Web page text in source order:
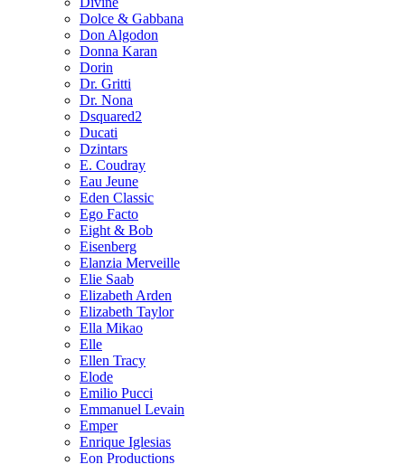
Dolce & Gabbana
Don Algodon
Donna Karan
Dorin
Dr. Gritti
Dr. Nona
Dsquared2
Ducati
Dzintars
E. Coudray
Eau Jeune
Eden Classic
Ego Facto
Eight & Bob
Eisenberg
Elanzia Merveille
Elie Saab
Elizabeth Arden
Elizabeth Taylor
Ella Mikao
Elle
Ellen Tracy
Elode
Emilio Pucci
Emmanuel Levain
Emper
Enrique Iglesias
Eon Productions